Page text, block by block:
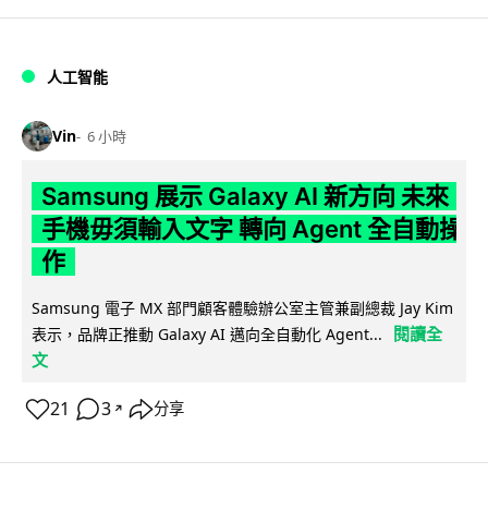
人工智能
Vin 6 小時
Samsung 展示 Galaxy AI 新方向 未來
手機毋須輸入文字 轉向 Agent 全自動操
作
Samsung 電子 MX 部門顧客體驗辦公室主管兼副總裁 Jay Kim
表示，品牌正推動 Galaxy AI 邁向全自動化 Agent...
閱讀全
文
21 3 ↗ 分享